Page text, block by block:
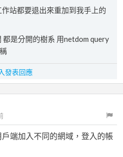
站都要退出來重加到我手上的
是分開的樹系 用netdom query
發表回應
端加入不同的網域，登入的帳